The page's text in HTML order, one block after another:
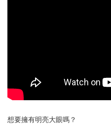
想要擁有明亮大眼嗎？